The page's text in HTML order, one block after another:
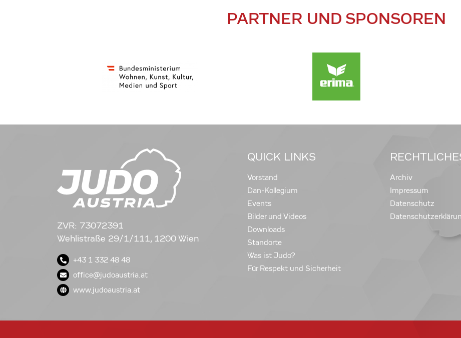
PARTNER UND SPONSOREN
ZVR: 73072391
Wehlistraße 29/1/111, 1200 Wien
+43 1 332 48 48
office@judoaustria.at
www.judoaustria.at
QUICK LINKS
Vorstand
Dan-Kollegium
Events
Bilder und Videos
Downloads
Standorte
Was ist Judo?
Für Respekt und Sicherheit
Archiv
Impressum
Datenschutz